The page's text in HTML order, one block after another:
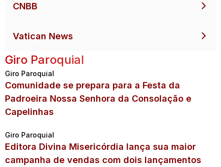
CNBB
Vatican News
Giro Paroquial
Giro Paroquial
Comunidade se prepara para a Festa da
Padroeira Nossa Senhora da Consolação e
Capelinhas
Giro Paroquial
Editora Divina Misericórdia lança sua maior
campanha de vendas com dois lançamentos